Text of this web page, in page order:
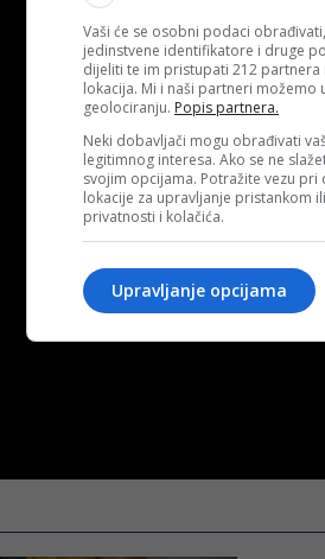
Vaši će se osobni podaci
jedinstvene identifikatore i druge
dijeliti te im pristupati 212
lokacija. Mi i naši partneri
geolociranju. Popis partnera.
Neki dobavljači mogu obrađivati
legitimnog interesa. Ako se ne
svojim opcijama. Potražite vezu
lokacije za upravljanje pristankom
privatnosti i kolačića.
Upravljanje opcijama